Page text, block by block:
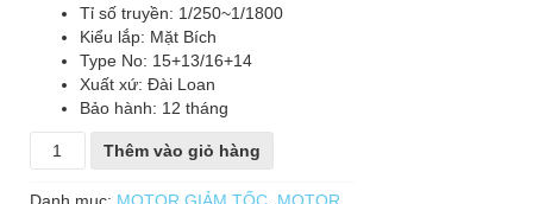
26,720,000₫.là:
21,380,000₫.
Tỉ số truyền: 1/250~1/1800
Kiểu lắp: Mặt Bích
Type No: 15+13/16+14
Xuất xứ: Đài Loan
Bảo hành: 12 tháng
Motor
giảm
Thêm vào giỏ hàng